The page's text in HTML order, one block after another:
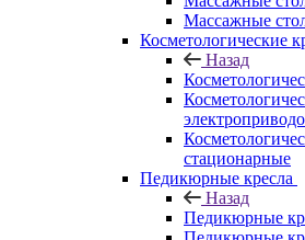
Массажные
Косметологические
Назад
стационарные
Педикюрные кресла
Назад
Педикюрные